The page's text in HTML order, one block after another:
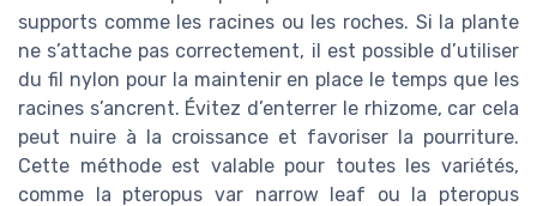
supports comme les racines ou les roches. Si la plante
ne s’attache pas correctement, il est possible d’utiliser
du fil nylon pour la maintenir en place le temps que les
racines s’ancrent. Évitez d’enterrer le rhizome, car cela
peut nuire à la croissance et favoriser la pourriture.
Cette méthode est valable pour toutes les variétés,
comme la pteropus var narrow leaf ou la pteropus